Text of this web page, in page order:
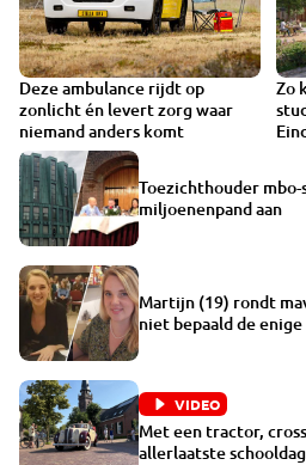
Deze ambulance rijdt op
zonlicht én levert zorg waar
niemand anders komt
VIDEO
Zo
Toezichthouder
miljoenenpand aan
Martijn (19) rondt
niet bepaald de enige
VIDEO
Met een tractor,
allerlaatste schooldag